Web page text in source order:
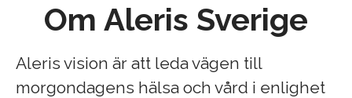
Om Aleris Sverige
Aleris vision är att leda vägen till
morgondagens hälsa och vård i enlighet